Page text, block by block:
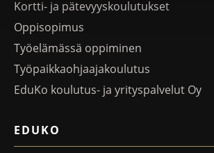
Kortti- ja pätevyyskoulutukset
Oppisopimus
Työelämässä oppiminen
Työpaikkaohjaajakoulutus
EduKo koulutus- ja yrityspalvelut Oy
EDUKO